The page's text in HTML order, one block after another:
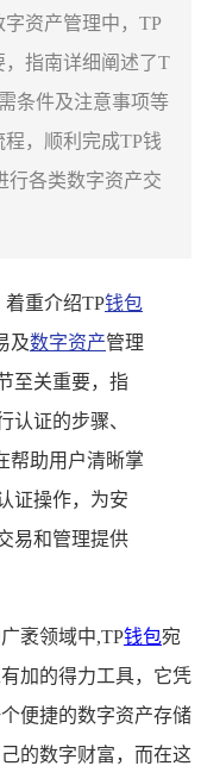
资产管理中，TP
指南详细阐述了T
条件及注意事项等
，顺利完成TP钱
行各类数字资产交
重介绍TP钱包
及数字资产管理
至关重要，指
认证的步骤、
帮助用户清晰掌
证操作，为安
易和管理提供
袤领域中,TP钱包宛
加的得力工具，它凭
便捷的数字资产存储
的数字财富，而在这